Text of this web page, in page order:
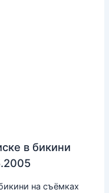
в бикини
на съёмках